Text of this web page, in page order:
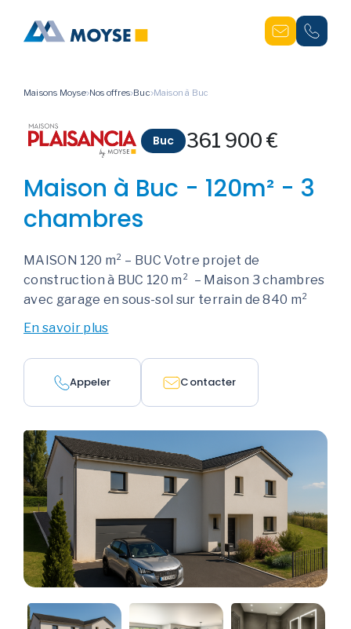
Maisons Moyse Nos offres Buc Maison à Buc
Buc 361 900 €
Maison à Buc - 120m² - 3
chambres
MAISON 120 m² – BUC Votre projet de
construction à BUC 120 m² – Maison 3 chambres
avec garage en sous-sol sur terrain de 840 m²
En savoir plus
Appeler Contacter